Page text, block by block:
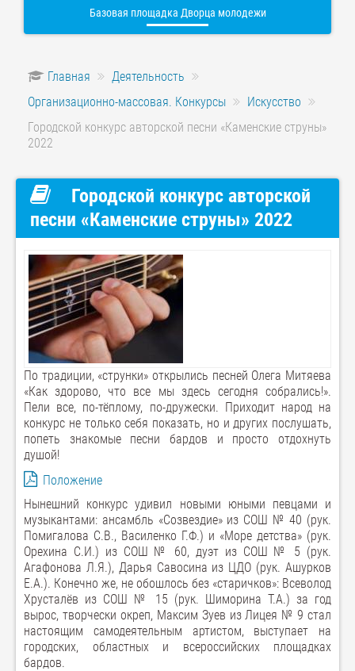
Базовая площадка Дворца молодежи
Главная
Деятельность
Организационно-массовая. Конкурсы
Искусство
Городской конкурс авторской песни «Каменские струны»
2022
Городской конкурс авторской
песни «Каменские струны» 2022
По традиции, «струнки» открылись песней Олега Митяева
«Как здорово, что все мы здесь сегодня собрались!».
Пели все, по-тёплому, по-дружески. Приходит народ на
конкурс не только себя показать, но и других послушать,
попеть знакомые песни бардов и просто отдохнуть
душой!
Положение
Нынешний конкурс удивил новыми юными певцами и
музыкантами: ансамбль «Созвездие» из СОШ № 40 (рук.
Помигалова С.В., Василенко Г.Ф.) и «Море детства» (рук.
Орехина С.И.) из СОШ № 60, дуэт из СОШ № 5 (рук.
Агафонова Л.Я.), Дарья Савосина из ЦДО (рук. Ашурков
Е.А.). Конечно же, не обошлось без «старичков»: Всеволод
Хрусталёв из СОШ № 15 (рук. Шиморина Т.А.) за год
вырос, творчески окреп, Максим Зуев из Лицея № 9 стал
настоящим самодеятельным артистом, выступает на
городских, областных и всероссийских площадках
бардов.